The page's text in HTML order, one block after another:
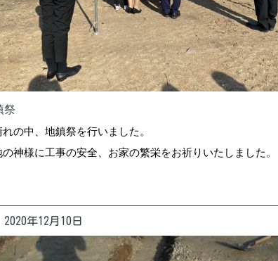
祭
の中、地鎮祭を行いました。
の神様に工事の安全、お家の繁栄をお祈りいたしました。
年12月10日